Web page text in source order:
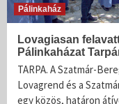
Pálinkaház
Lovagiasan
Pálinkaházat
TARPA. A Szatmár-
Lovagrend és a
egy közös, határon